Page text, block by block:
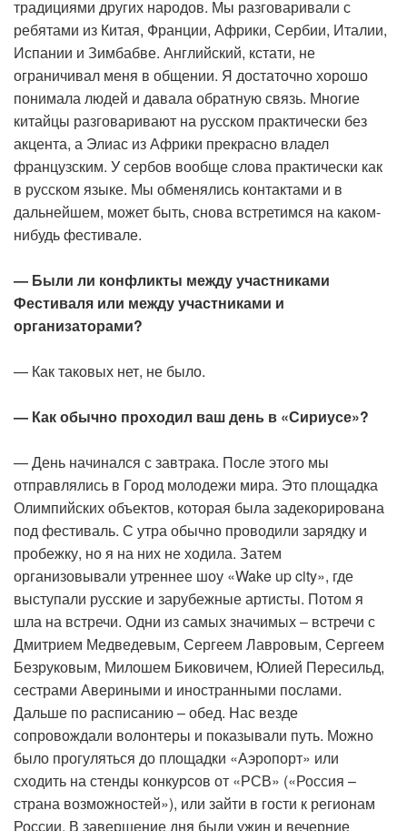
традициями других народов. Мы разговаривали с
ребятами из Китая, Франции, Африки, Сербии, Италии,
Испании и Зимбабве. Английский, кстати, не
ограничивал меня в общении. Я достаточно хорошо
понимала людей и давала обратную связь. Многие
китайцы разговаривают на русском практически без
акцента, а Элиас из Африки прекрасно владел
французским. У сербов вообще слова практически как
в русском языке. Мы обменялись контактами и в
дальнейшем, может быть, снова встретимся на каком-
нибудь фестивале.
— Были ли конфликты между участниками
Фестиваля или между участниками и
организаторами?
— Как таковых нет, не было.
— Как обычно проходил ваш день в «Сириусе»?
— День начинался с завтрака. После этого мы
отправлялись в Город молодежи мира. Это площадка
Олимпийских объектов, которая была задекорирована
под фестиваль. С утра обычно проводили зарядку и
пробежку, но я на них не ходила. Затем
организовывали утреннее шоу «Wake up city», где
выступали русские и зарубежные артисты. Потом я
шла на встречи. Одни из самых значимых – встречи с
Дмитрием Медведевым, Сергеем Лавровым, Сергеем
Безруковым, Милошем Биковичем, Юлией Пересильд,
сестрами Авериными и иностранными послами.
Дальше по расписанию – обед. Нас везде
сопровождали волонтеры и показывали путь. Можно
было прогуляться до площадки «Аэропорт» или
сходить на стенды конкурсов от «РСВ» («Россия –
страна возможностей»), или зайти в гости к регионам
России. В завершение дня были ужин и вечерние